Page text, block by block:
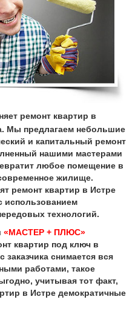
ремонт квартир в
Мы предлагаем небольшие
и капитальный ремонт
нашими мастерами
любое помещение в
жилище.
ремонт квартир в Истре
использованием
технологий.
«МАСТЕР + ПЛЮС»
квартир под ключ в
заказчика снимается вся
работами, такое
учитывая тот факт,
в Истре демократичные